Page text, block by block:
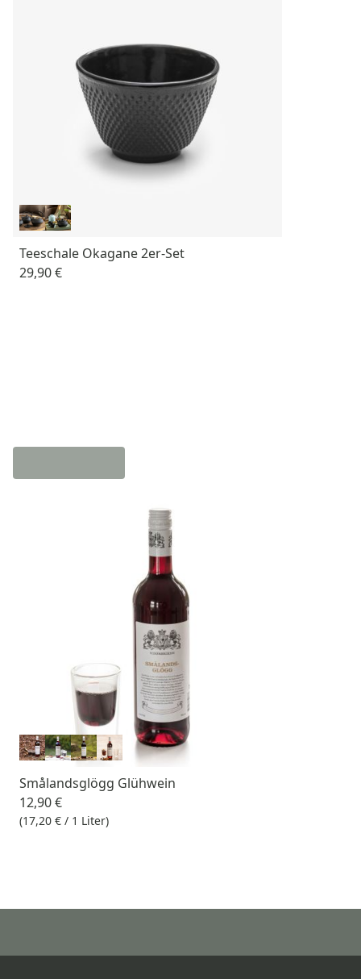
Teeschale Okagane 2er-Set
29,90 €
Smålandsglögg Glühwein
12,90 €
(17,20 € / 1 Liter)